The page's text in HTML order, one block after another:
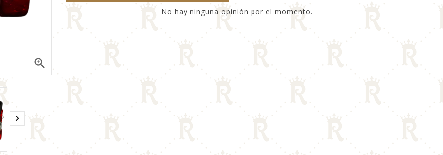


No hay ninguna opinión por el momento.